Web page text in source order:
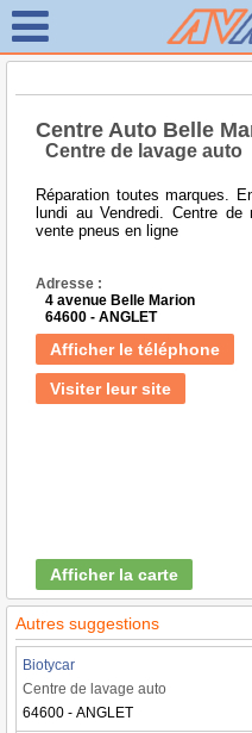
Centre Auto Belle
Centre de lavage auto
Réparation toutes marques.
lundi au Vendredi. Centre
vente pneus en ligne
Adresse :
4 avenue Belle Marion
64600 - ANGLET
Afficher le téléphone
Visiter leur site
Afficher la carte
Autres suggestions
Biotycar
Centre de lavage auto
64600 - ANGLET